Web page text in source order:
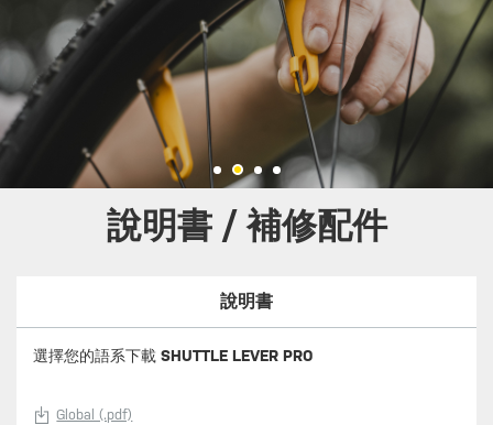
說明書 / 補修配件
說明書
選擇您的語系下載 SHUTTLE LEVER PRO
Global (.pdf)